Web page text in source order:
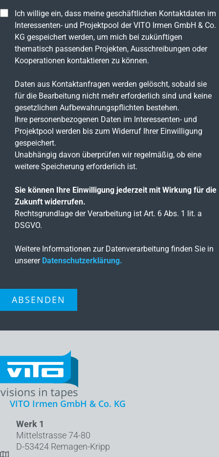
Ich willige ein, dass meine geschäftlichen Kontaktdaten im
Interessenten- und Projektpool der VITO Irmen GmbH & Co.
KG gespeichert werden, um mich bei zukünftigen
thematisch passenden Projekten, Ausschreibungen oder
Kooperationen kontaktieren zu können.
Daten aus Kontaktanfragen werden gelöscht, sobald sie
für die Bearbeitung nicht mehr erforderlich sind und keine
gesetzlichen Aufbewahrungspflichten bestehen.
Ihre personenbezogenen Daten im Interessenten- und
Projektpool werden bis zum Widerruf Ihrer Einwilligung
gespeichert.
Unabhängig davon überprüfen wir regelmäßig, ob eine
weitere Speicherung erforderlich ist.
Sie können Ihre Einwilligung jederzeit mit Wirkung für die
Zukunft widerrufen.
Rechtsgrundlage der Verarbeitung ist Art. 6 Abs. 1 lit. a
DSGVO.
Weitere Informationen zur Datenverarbeitung finden Sie in
unserer Datenschutzerklärung.
ABSENDEN
VITO Irmen GmbH & Co. KG
Werk 1
Mittelstrasse 74-80
D-53424 Remagen-Kripp